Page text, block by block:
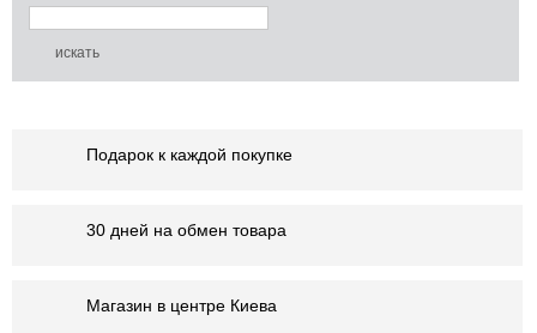
Подарок к каждой покупке
30 дней на обмен товара
Магазин в центре Киева